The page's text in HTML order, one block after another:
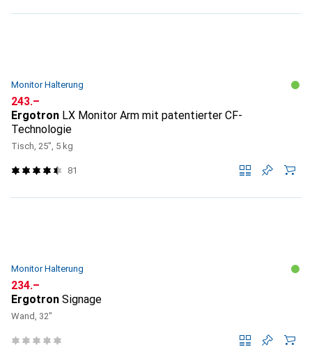
Monitor Halterung
CHF
243.–
Ergotron LX Monitor Arm mit patentierter CF-
Technologie
Tisch, 25", 5 kg
81
Monitor Halterung
CHF
234.–
Ergotron Signage
Wand, 32"